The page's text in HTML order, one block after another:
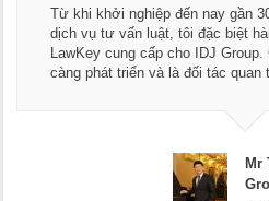
Từ khi khởi nghiệp đến nay gần
dịch vụ tư vấn luật, tôi đặc biệt
LawKey cung cấp cho IDJ
càng phát triển và là đối tác quan
Mr